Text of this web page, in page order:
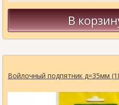
В
Войлочный подпятник д=35мм